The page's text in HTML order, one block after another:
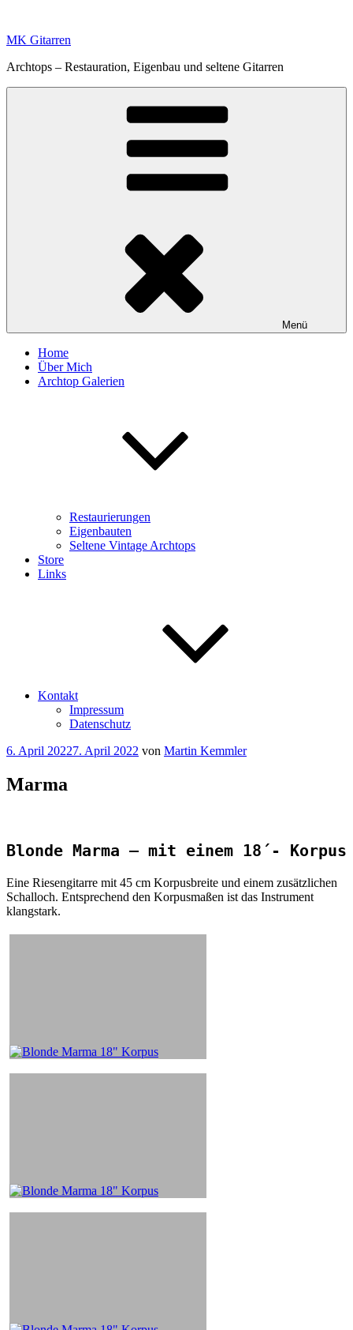
springen
MK Gitarren
Archtops – Restauration, Eigenbau und seltene Gitarren
Menü
Home
Über Mich
Archtop Galerien
Restaurierungen
Eigenbauten
Seltene Vintage Archtops
Store
Links
Kontakt
Impressum
Datenschutz
Veröffentlicht
6. April 20227. April 2022 von Martin Kemmler
Marma
Blonde Marma – mit einem 18´- Korpus
Eine Riesengitarre mit 45 cm Korpusbreite und einem zusätzlichen
Schalloch. Entsprechend den Korpusmaßen ist das Instrument
klangstark.